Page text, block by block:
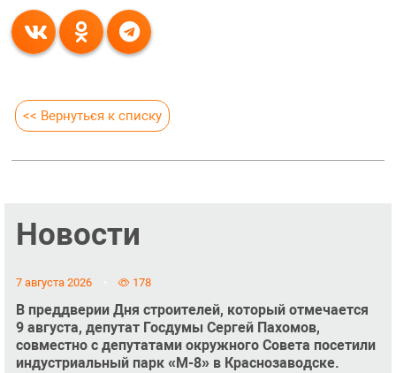
<< Вернуться к списку
Новости
7 августа 2026 178
В преддверии Дня строителей, который отмечается
9 августа, депутат Госдумы Сергей Пахомов,
совместно с депутатами окружного Совета посетили
индустриальный парк «М-8» в Краснозаводске.